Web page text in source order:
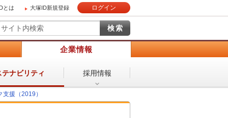
とは 大塚ID新規登録 ログイン
企業情報
テナビリティ 採用情報
援（2019）